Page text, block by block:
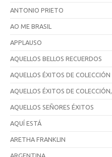
ANTONIO PRIETO
AO ME BRASIL
APPLAUSO
AQUELLOS BELLOS RECUERDOS
AQUELLOS ÉXITOS DE COLECCIÓN
AQUELLOS ÉXITOS DE COLECCIÓN,
AQUELLOS SEÑORES ÉXITOS
AQUÍ ESTÁ
ARETHA FRANKLIN
ARGENTINA